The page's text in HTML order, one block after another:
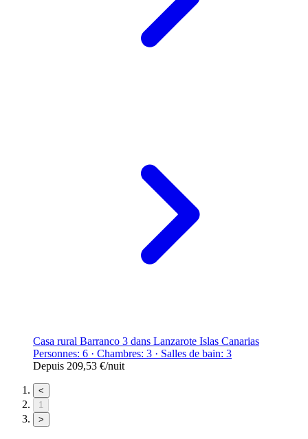
Casa rural Barranco 3 dans Lanzarote Islas Canarias
Personnes: 6 · Chambres: 3 · Salles de bain: 3
Depuis 209,53 €/nuit
<
1
>